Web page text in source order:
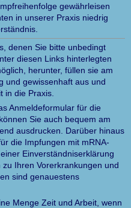
gewährleisen
in unserer Praxis niedrig
denen Sie bitte unbedingt
diesen Links hinterlegten
herunter, füllen sie am
und gewissenhaft aus und
in die Praxis.
Anmeldeformular für die
Sie auch bequem am
ausdrucken. Darüber hinaus
die Impfungen mit mRNA-
Einverständniserklärung
Ihren Vorerkrankungen und
sind genauestens
Menge Zeit und Arbeit, wenn